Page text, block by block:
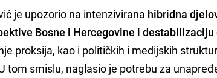
je upozorio na intenzivirana hibridna
Bosne i Hercegovine i destabilizaciju
proksija, kao i političkih i medijskih
tom smislu, naglasio je potrebu za